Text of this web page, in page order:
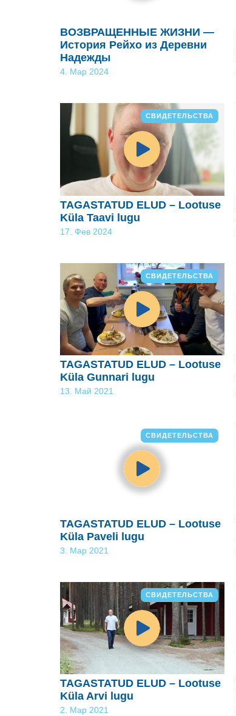
ВОЗВРАЩЕННЫЕ ЖИЗНИ —
История Рейхо из Деревни
Надежды
4. Мар 2024
СВИДЕТЕЛЬСТВА
TAGASTATUD ELUD – Lootuse
Küla Taavi lugu
17. Фев 2024
СВИДЕТЕЛЬСТВА
TAGASTATUD ELUD – Lootuse
Küla Gunnari lugu
13. Май 2021
СВИДЕТЕЛЬСТВА
TAGASTATUD ELUD – Lootuse
Küla Paveli lugu
3. Мар 2021
СВИДЕТЕЛЬСТВА
TAGASTATUD ELUD – Lootuse
Küla Arvi lugu
2. Мар 2021